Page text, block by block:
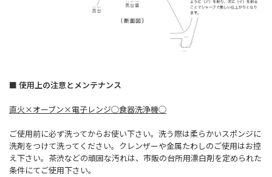
■ 使用上の注意とメンテナンス
直火×オーブン×電子レンジ◯食器洗浄機◯
ご使用前に必ず洗ってからお使い下さい。洗う際は柔らかいスポンジに
洗剤をつけて洗ってください。クレンザーや金属たわしのご使用はお控
え下さい。茶渋などの頑固な汚れは、市販の台所用漂白剤を定められた
条件にてご使用下さい。